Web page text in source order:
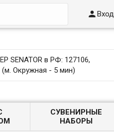
Вход
в РФ: 127106,
(м. Окружная - 5 мин)
СУВЕНИРНЫЕ
НАБОРЫ